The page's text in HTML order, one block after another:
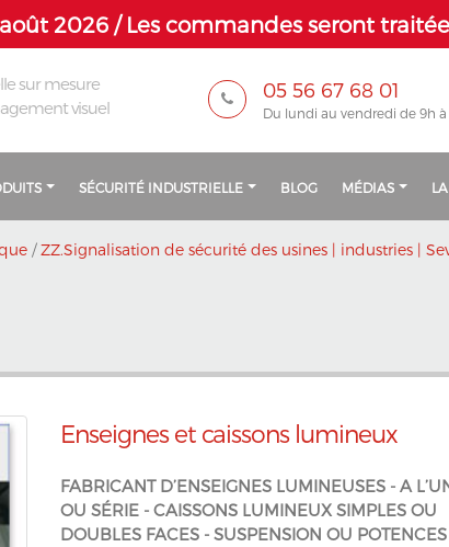
2026 / Les commandes seront
sur mesure
visuel
05 56 67 68 01
Du lundi au vendredi de 9h à
SÉCURITÉ INDUSTRIELLE BLOG MÉDIAS
/ZZ.Signalisation de sécurité des usines | industries |
Enseignes et caissons lumineux
FABRICANT D’ENSEIGNES LUMINEUSES - A
OU SÉRIE - CAISSONS LUMINEUX SIMPLES OU
DOUBLES FACES - SUSPENSION OU